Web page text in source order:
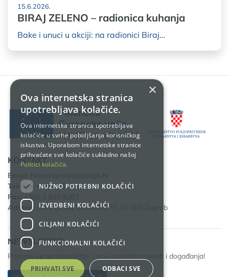
15.6.2026.
BIRAJ ZELENO – radionica kuhanja
Bake i unuci u akciji: na radionici Biraj…
KONTAKT
Email:
hrananijeotpad@mps.hr
Telefon:
+385 1 610 6111
Fax:
+385 1 610 6201
Adresa:
Ulica grada Vukovara 78, 10 000 Zagreb
NEWSLETTER
Prijavite se na newsletter i prvi saznajte novosti i događanja!
×
Ova internetska stranica
upotrebljava kolačiće.
Ova internetska stranica upotrebljava
kolačiće u svrhe poboljšanja korisničkog
iskustva. Uporabom internetske stranice
prihvaćate sve kolačiće sukladno našoj
Politici kolačića.
NUŽNO POTREBNI KOLAČIĆI
IZVEDBENI KOLAČIĆI
CILJANI KOLAČIĆI
FUNKCIONALNI KOLAČIĆI
PRIHVATI SVE ODBACI SVE